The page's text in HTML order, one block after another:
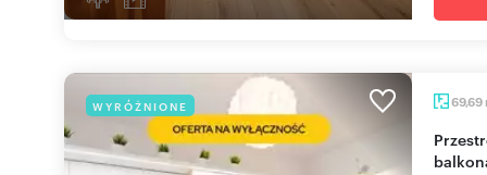
WYRÓŻNIONE 69,69
Przestronne 3-pokojowe mieszkanie 70 m² z